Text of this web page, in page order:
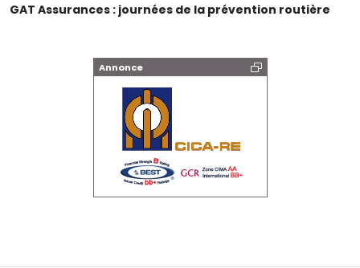
GAT Assurances : journées de la prévention routière
Annonce